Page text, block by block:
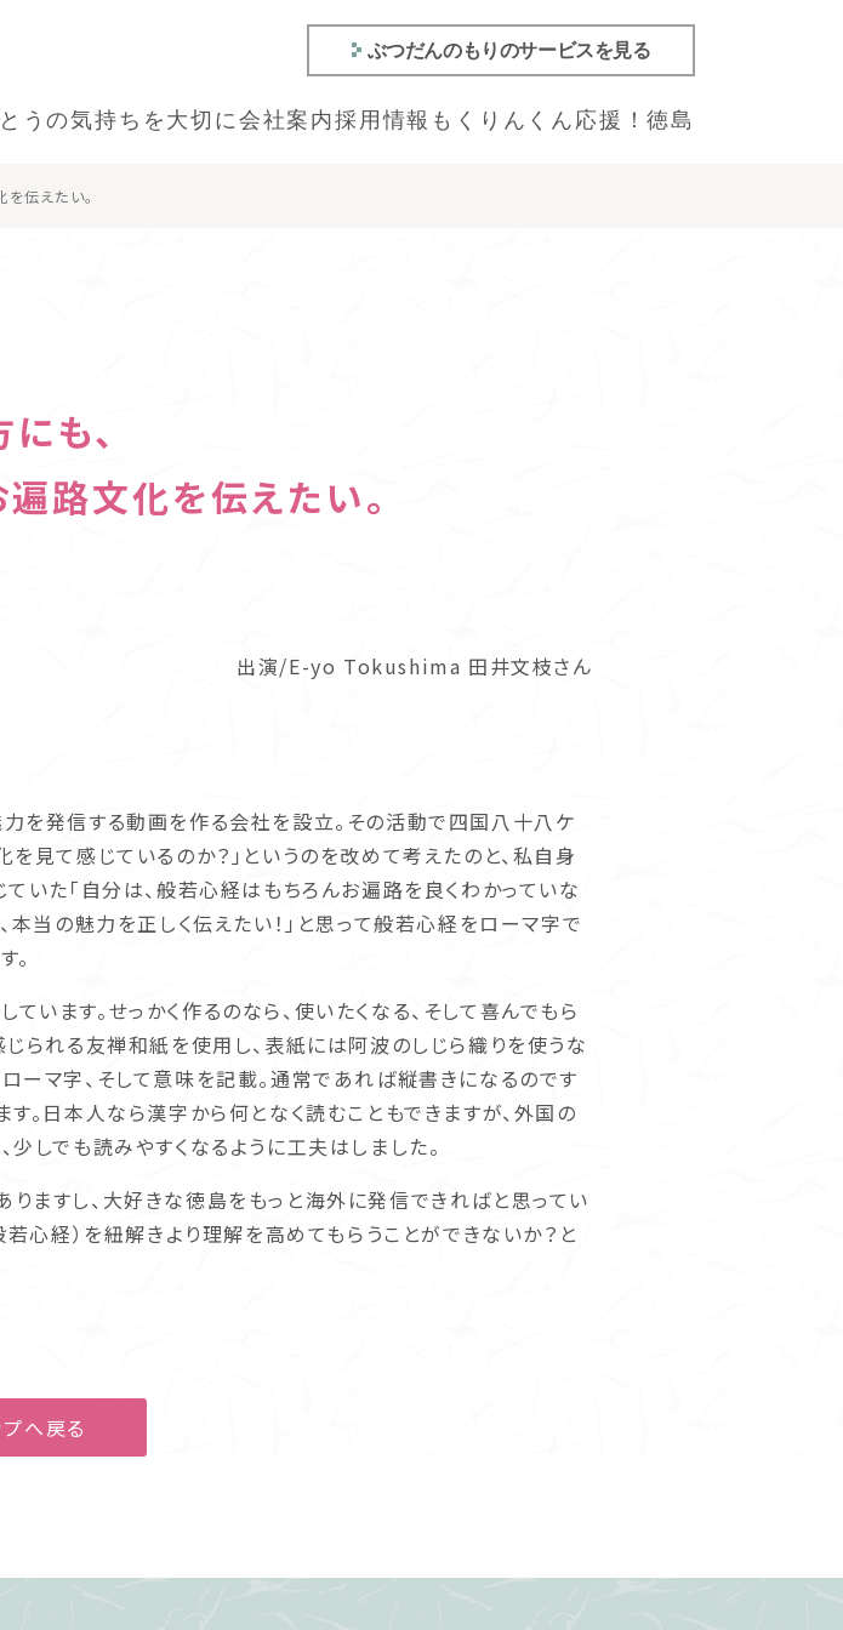
ぶつだんのもりのサービスを見る
うの気持ちを大切に会社案内採用情報 もくりんくん 応援！徳島
伝えたい。
も、
路文化を伝えたい。
出演/E-yo Tokushima 田井文枝さん
を発信する動画を作る会社を設立。その活動で四国八十八ケ
見て感じているのか？」というのを改めて考えたのと、私自身
た「自分は、般若心経はもちろんお遍路を良くわかっていな
本当の魅力を正しく伝えたい！」と思って般若心経をローマ字で
。
ます。せっかく作るのなら、使いたくなる、そして喜んでもら
られる友禅和紙を使用し、表紙には阿波のしじら織りを使うな
ーマ字、そして意味を記載。通常であれば縦書きになるのです
。日本人なら漢字から何となく読むこともできますが、外国の
しでも読みやすくなるように工夫はしました。
ますし、大好きな徳島をもっと海外に発信できればと思ってい
若心経）を紐解きより理解を高めてもらうことができないか？と
プへ戻る